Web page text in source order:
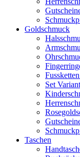
Goldschmuck
Set
Taschen